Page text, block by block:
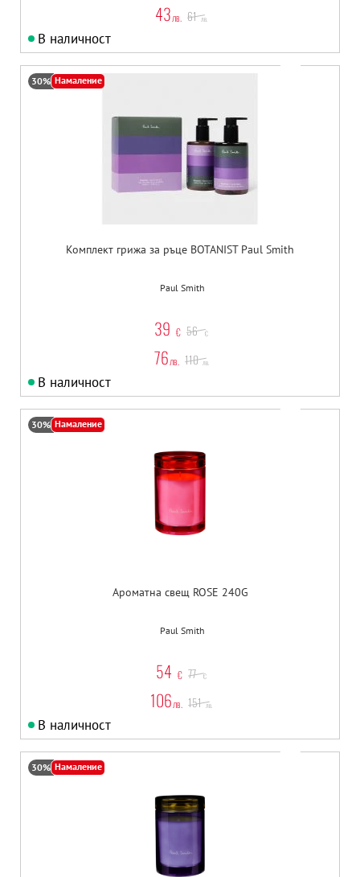
43лв. 61 лв.
В наличност
30% Намаление
Комплект грижа за ръце BOTANIST Paul Smith
Paul Smith
39 € 56 €
76лв. 110 лв.
В наличност
30% Намаление
Ароматна свещ ROSE 240G
Paul Smith
54 € 77 €
106лв. 151 лв.
В наличност
30% Намаление